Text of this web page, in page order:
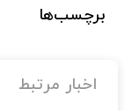
برچسب‌ها
اخبار مرتبط